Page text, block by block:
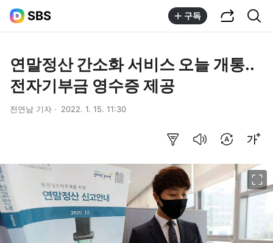
SBS 구독
연말정산 간소화 서비스 오늘 개통..
전자기부금 영수증 제공
전연남 기자 2022. 1. 15. 11:30